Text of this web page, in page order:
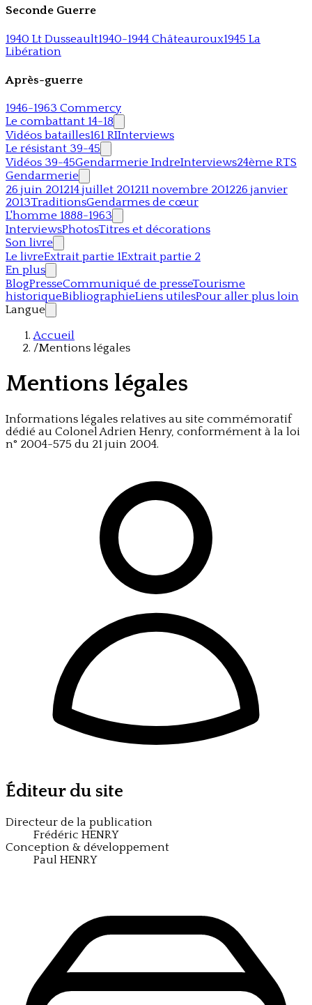
Seconde Guerre
1940 Lt Dusseault1940-1944 Châteauroux1945 La
Libération
Après-guerre
1946-1963 Commercy
Le combattant 14-18
Vidéos batailles161 RIInterviews
Le résistant 39-45
Vidéos 39-45Gendarmerie IndreInterviews24ème RTS
Gendarmerie
26 juin 201214 juillet 201211 novembre 201226 janvier
2013TraditionsGendarmes de cœur
L'homme 1888-1963
InterviewsPhotosTitres et décorations
Son livre
Le livreExtrait partie 1Extrait partie 2
En plus
BlogPresseCommuniqué de presseTourisme
historiqueBibliographieLiens utilesPour aller plus loin
Langue
Accueil
/Mentions légales
Mentions légales
Informations légales relatives au site commémoratif
dédié au Colonel Adrien Henry, conformément à la loi
n° 2004-575 du 21 juin 2004.
Éditeur du site
Directeur de la publication
Frédéric HENRY
Conception & développement
Paul HENRY